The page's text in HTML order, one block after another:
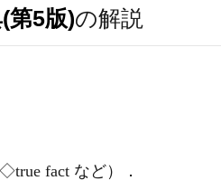
第5版)の解説
fact など）
．